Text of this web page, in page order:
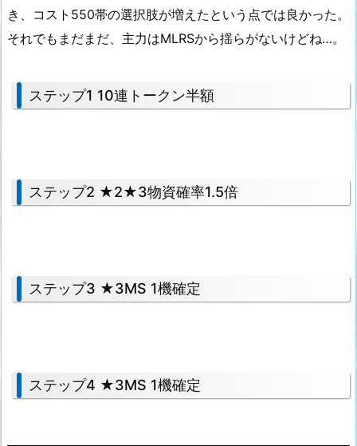
き、コスト550帯の選択肢が増えたという点では良かった。
それでもまだまだ、主力はMLRSから揺らがないけどね…。
ステップ1 10連トークン半額
ステップ2 ★2★3物資確率1.5倍
ステップ3 ★3MS 1機確定
ステップ4 ★3MS 1機確定